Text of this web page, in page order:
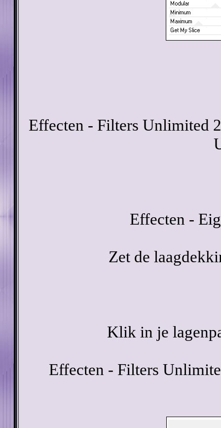
Effecten - Filters Unlimited
Effecten -
Zet de
Klik in je
Effecten - Filters